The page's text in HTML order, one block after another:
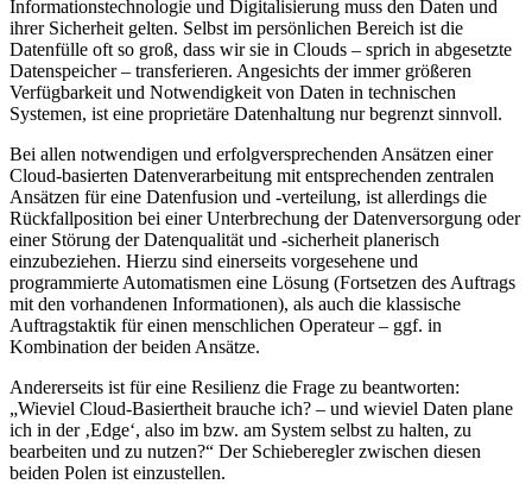
Informationstechnologie und Digitalisierung muss den Daten und
ihrer Sicherheit gelten. Selbst im persönlichen Bereich ist die
Datenfülle oft so groß, dass wir sie in Clouds – sprich in abgesetzte
Datenspeicher – transferieren. Angesichts der immer größeren
Verfügbarkeit und Notwendigkeit von Daten in technischen
Systemen, ist eine proprietäre Datenhaltung nur begrenzt sinnvoll.
Bei allen notwendigen und erfolgversprechenden Ansätzen einer
Cloud-basierten Datenverarbeitung mit entsprechenden zentralen
Ansätzen für eine Datenfusion und -verteilung, ist allerdings die
Rückfallposition bei einer Unterbrechung der Datenversorgung oder
einer Störung der Datenqualität und -sicherheit planerisch
einzubeziehen. Hierzu sind einerseits vorgesehene und
programmierte Automatismen eine Lösung (Fortsetzen des Auftrags
mit den vorhandenen Informationen), als auch die klassische
Auftragstaktik für einen menschlichen Operateur – ggf. in
Kombination der beiden Ansätze.
Andererseits ist für eine Resilienz die Frage zu beantworten:
„Wieviel Cloud-Basiertheit brauche ich? – und wieviel Daten plane
ich in der ‚Edge‘, also im bzw. am System selbst zu halten, zu
bearbeiten und zu nutzen?“ Der Schieberegler zwischen diesen
beiden Polen ist einzustellen.